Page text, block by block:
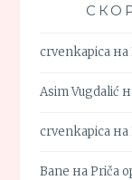
crvenkapica на
Asim Vugdalić
crvenkapica на
Bane наPriča